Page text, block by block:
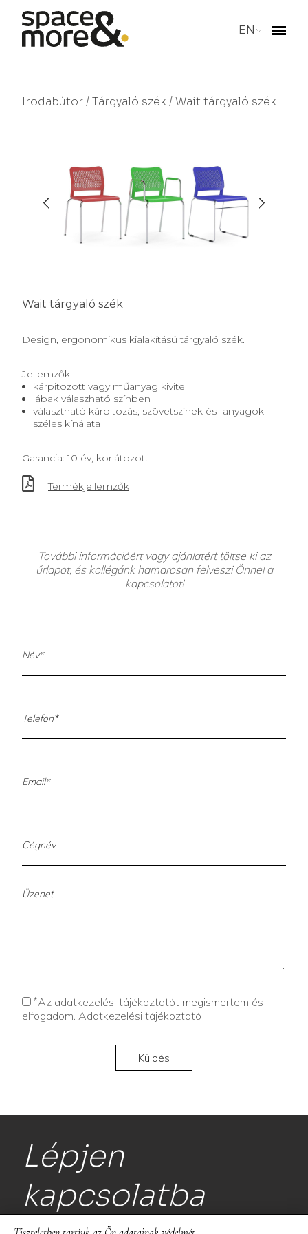
EN
Irodabútor/Tárgyaló szék/ Wait tárgyaló szék
Wait tárgyaló szék
Design, ergonomikus kialakítású tárgyaló szék.
Jellemzők:
kárpitozott vagy műanyag kivitel
lábak válaszható színben
választható kárpitozás; szövetszínek és -anyagok
széles kínálata
Garancia: 10 év, korlátozott
Termékjellemzők
További információért vagy ajánlatért töltse ki az
űrlapot, és kollégánk hamarosan felveszi Önnel a
kapcsolatot!
*Az adatkezelési tájékoztatót megismertem és
elfogadom. Adatkezelési tájékoztató
Lépjen
kapcsolatba